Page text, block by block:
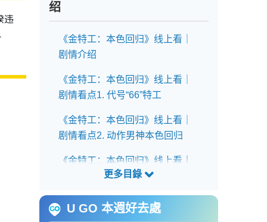
违
绍
《金特工：本色回归》线上看｜
剧情介绍
《金特工：本色回归》线上看｜
剧情看点1. 代号“66”特工
《金特工：本色回归》线上看｜
剧情看点2. 动作男神本色回归
《金特工：本色回归》线上看｜
剧情看点3. 三个中年大叔联手
《金特工：本色回归》线上看｜
剧情看点4. 家庭催泪元素
U GO 本週好去處